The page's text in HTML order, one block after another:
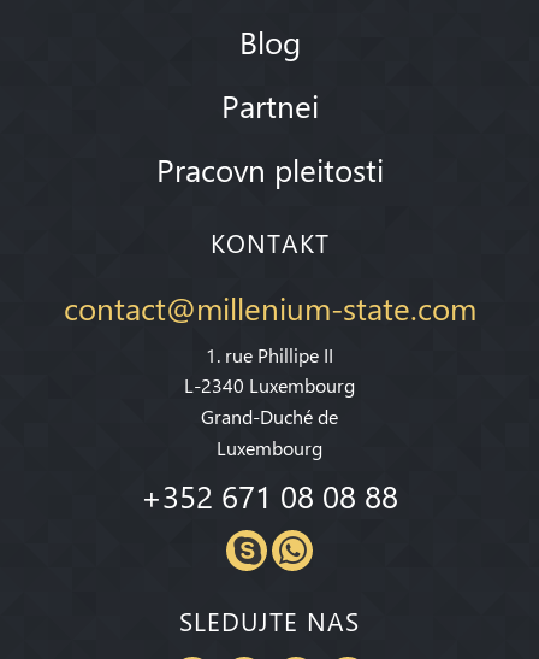
Blog
Partnei
Pracovn pleitosti
KONTAKT
contact@millenium-state.com
1. rue Phillipe II
L-2340 Luxembourg
Grand-Duché de
Luxembourg
+352 671 08 08 88
SLEDUJTE NAS